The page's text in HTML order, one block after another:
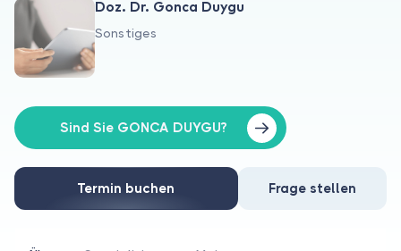
Über uns
Für Patienten
Für Ärzte
Doz. Dr. Gonca Duygu
Sonstiges
Sind Sie GONCA DUYGU?
Termin buchen Frage stellen